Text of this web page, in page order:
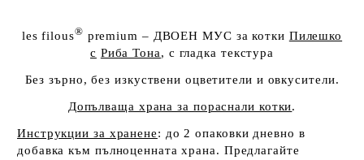
les filous® premium – ДВОЕН МУС за котки Пилешко
с Риба Тона, с гладка текстура
Без зърно, без изкуствени оцветители и овкусители.
Допълваща храна за пораснали котки.
Инструкции за хранене: до 2 опаковки дневно в
добавка към пълноценната храна. Предлагайте